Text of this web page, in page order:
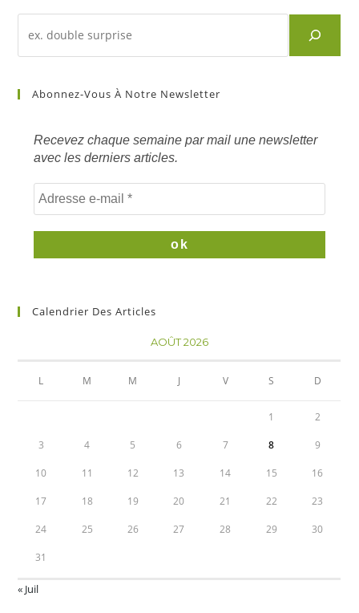
d'un
mots
Abonnez-Vous À Notre Newsletter
Recevez chaque semaine par mail une newsletter
avec les derniers articles.
Calendrier Des Articles
AOÛT 2026
L M M J V S D
1 2
3 4 5 6 7 8 9
10 11 12 13 14 15 16
17 18 19 20 21 22 23
24 25 26 27 28 29 30
31
« Juil